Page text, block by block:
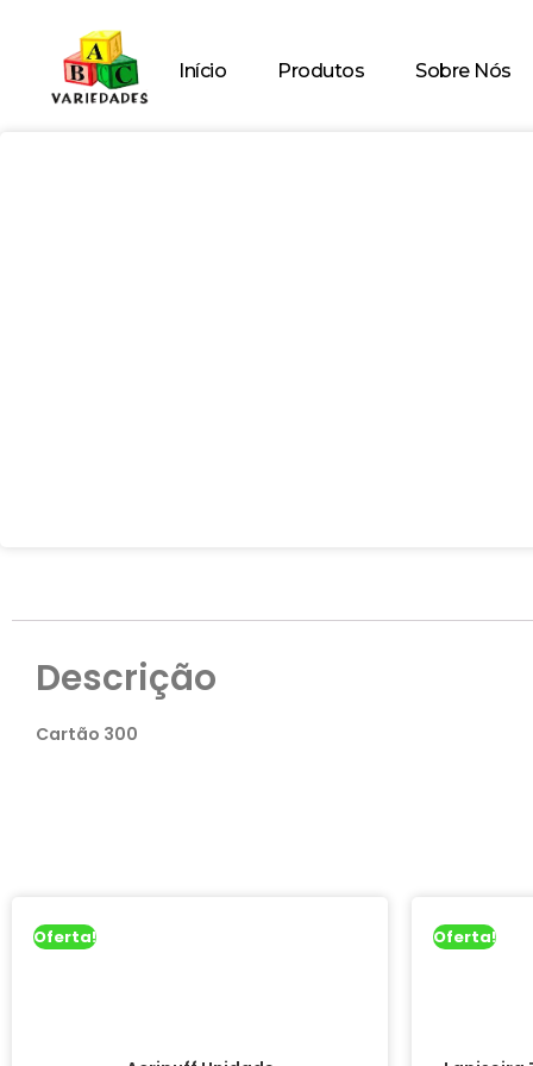
Início Produtos Sobre Nós
Descrição
Cartão 300
Oferta! Oferta!